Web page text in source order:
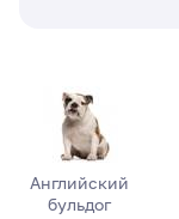
Английский
бульдог